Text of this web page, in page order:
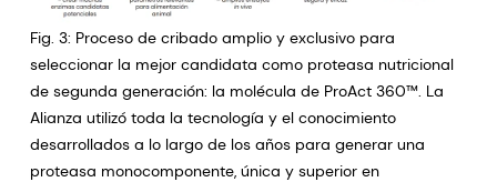
Fig. 3: Proceso de cribado amplio y exclusivo para
seleccionar la mejor candidata como proteasa nutricional
de segunda generación: la molécula de ProAct 360™. La
Alianza utilizó toda la tecnología y el conocimiento
desarrollados a lo largo de los años para generar una
proteasa monocomponente, única y superior en